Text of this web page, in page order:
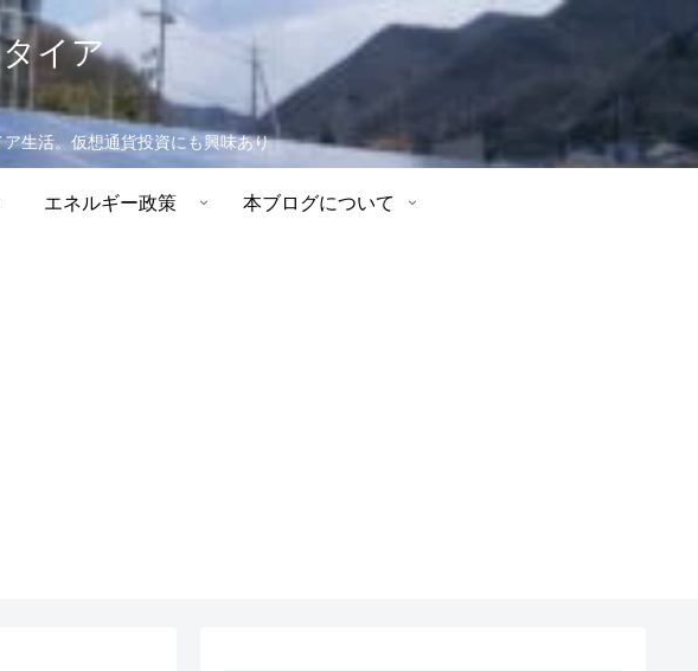
イア
生活。仮想通貨投資にも興味あり
エネルギー政策 本ブログについて